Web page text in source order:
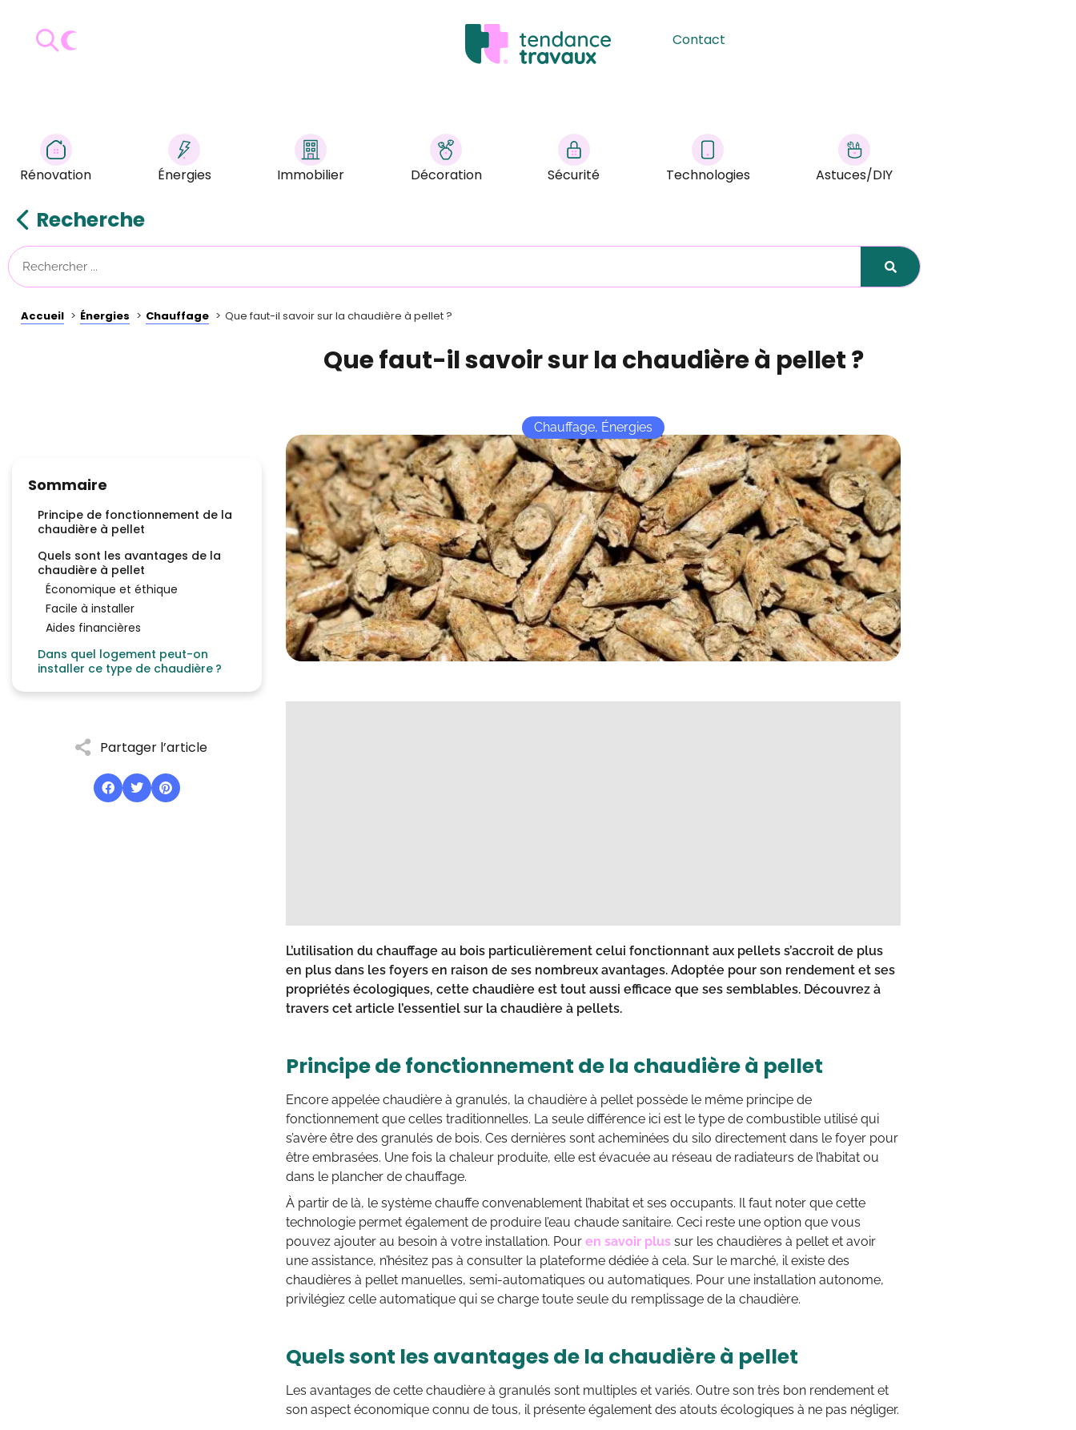
Contact
Rénovation Énergies Immobilier Décoration Sécurité Technologies Astuces/DIY
Recherche
Accueil Énergies Chauffage Que faut-il savoir sur la chaudière à pellet ?
Sommaire
Principe de fonctionnement de la
chaudière à pellet
Quels sont les avantages de la
chaudière à pellet
Économique et éthique
Facile à installer
Aides financières
Dans quel logement peut-on
installer ce type de chaudière ?
Partager l’article
Que faut-il savoir sur la chaudière à pellet ?
Chauffage, Énergies
L’utilisation du chauffage au bois particulièrement celui fonctionnant aux pellets s’accroit de plus
en plus dans les foyers en raison de ses nombreux avantages. Adoptée pour son rendement et ses
propriétés écologiques, cette chaudière est tout aussi efficace que ses semblables. Découvrez à
travers cet article l’essentiel sur la chaudière à pellets.
Principe de fonctionnement de la chaudière à pellet
Encore appelée chaudière à granulés, la chaudière à pellet possède le même principe de
fonctionnement que celles traditionnelles. La seule différence ici est le type de combustible utilisé qui
s’avère être des granulés de bois. Ces dernières sont acheminées du silo directement dans le foyer pour
être embrasées. Une fois la chaleur produite, elle est évacuée au réseau de radiateurs de l’habitat ou
dans le plancher de chauffage.
À partir de là, le système chauffe convenablement l’habitat et ses occupants. Il faut noter que cette
technologie permet également de produire l’eau chaude sanitaire. Ceci reste une option que vous
pouvez ajouter au besoin à votre installation. Pour en savoir plus sur les chaudières à pellet et avoir
une assistance, n’hésitez pas à consulter la plateforme dédiée à cela. Sur le marché, il existe des
chaudières à pellet manuelles, semi-automatiques ou automatiques. Pour une installation autonome,
privilégiez celle automatique qui se charge toute seule du remplissage de la chaudière.
Quels sont les avantages de la chaudière à pellet
Les avantages de cette chaudière à granulés sont multiples et variés. Outre son très bon rendement et
son aspect économique connu de tous, il présente également des atouts écologiques à ne pas négliger.